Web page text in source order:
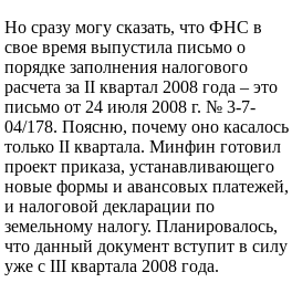
Но сразу могу сказать, что ФНС в
свое время выпустила письмо о
порядке заполнения налогового
расчета за II квартал 2008 года – это
письмо от 24 июля 2008 г. № 3-7-
04/178. Поясню, почему оно касалось
только II квартала. Минфин готовил
проект приказа, устанавливающего
новые формы и авансовых платежей,
и налоговой декларации по
земельному налогу. Планировалось,
что данный документ вступит в силу
уже с III квартала 2008 года.